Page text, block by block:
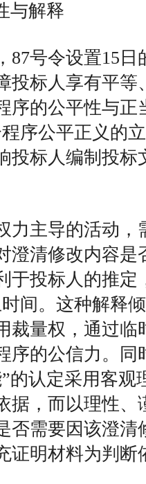
与解释
87号令设置15
投标人享有平等
序的公平性与正
序公平正义的
投标人编制投标
力主导的活动，
澄清修改内容是
于投标人的推定
间。这种解释
裁量权，通过临
序的公信力。同
的认定采用客观
据，而以理性、
否需要因该澄清
证明材料为判断